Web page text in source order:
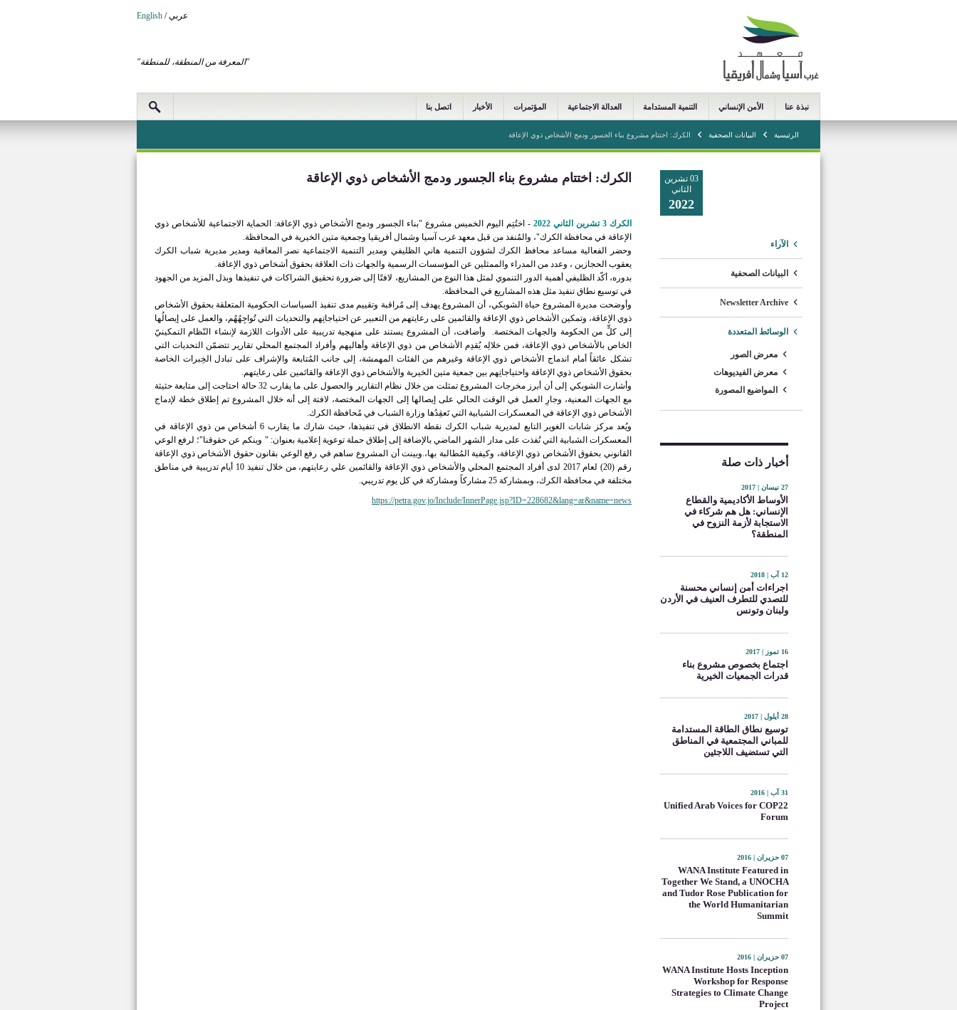
عربي/
English
"المعرفة من المنطقة، للمنطقة"
نبذة عنا الأمن الإنساني التنمية المستدامة العدالة الاجتماعية المؤتمرات الأخبار اتصل بنا
الرئيسية البيانات الصحفية الكرك: اختتام مشروع بناء الجسور ودمج الأشخاص ذوي الإعاقة
03 تشرين
الثاني
2022
الآراء
البيانات الصحفية
Newsletter Archive
الوسائط المتعددة
معرض الصور
معرض الفيديوهات
المواضيع المصورة
أخبار ذات صلة
27 نيسان | 2017
الأوساط الأكاديمية والقطاع
الإنساني: هل هم شركاء في
الاستجابة لأزمة النزوح في
المنطقة؟
12 آب | 2018
اجراءات أمن إنساني محسنة
للتصدي للتطرف العنيف في الأردن
ولبنان وتونس
16 تموز | 2017
اجتماع بخصوص مشروع بناء
قدرات الجمعيات الخيرية
28 أيلول | 2017
توسيع نطاق الطاقة المستدامة
للمباني المجتمعية في المناطق
التي تستضيف اللاجئين
31 آب | 2016
Unified Arab Voices for COP22
Forum
07 حزيران | 2016
WANA Institute Featured in
Together We Stand, a UNOCHA
and Tudor Rose Publication for
the World Humanitarian
Summit
07 حزيران | 2016
WANA Institute Hosts Inception
Workshop for Response
Strategies to Climate Change
Project
الكرك: اختتام مشروع بناء الجسور ودمج الأشخاص ذوي الإعاقة
الكرك 3 تشرين الثاني 2022
- اختُتِم اليوم الخميس مشروع "بناء الجسور ودمج الأشخاص ذوي الإعاقة: الحماية الاجتماعية للأشخاص ذوي
الإعاقة في محافظة الكرك"، والمُنفذ من قبل معهد غرب آسيا وشمال أفريقيا وجمعية متين الخيرية في المحافظة.
وحضر الفعالية مساعد محافظ الكرك لشؤون التنمية هاني الظليفي ومدير التنمية الاجتماعية نصر المعاقبة ومدير مديرية شباب الكرك
يعقوب الحجازين ، وعدد من المدراء والممثلين عن المؤسسات الرسمية والجهات ذات العلاقة بحقوق أشخاص ذوي الإعاقة.
بدوره، أكّد الظليفي أهمية الدور التنموي لمثل هذا النوع من المشاريع، لافتًا إلى ضرورة تحقيق الشراكات في تنفيذها وبذل المزيد من الجهود
في توسيع نطاق تنفيذ مثل هذه المشاريع في المحافظة.
وأوضحت مديرة المشروع حياة الشوبكي، أن المشروع يهدف إلى مُراقبة وتقييم مدى تنفيذ السياسات الحكومية المتعلقة بحقوق الأشخاص
ذوي الإعاقة، وتمكين الأشخاص ذوي الإعاقة والقائمين على رعايتهم من التعبير عن احتياجاتِهم والتحديات التي تُواجِهُهُم، والعمل على إيصالُها
إلى كلٍّ من الحكومة والجهات المختصة. وأضافت، أن المشروع يستند على منهجية تدريبية على الأدوات اللازمة لإنشاء النّظام التمكينيّ
الخاص بالأشخاص ذوي الإعاقة، فمن خلالِه يُقدِم الأشخاص من ذوي الإعاقة وأهاليهم وأفراد المجتمع المحلي تقارير تتضمّن التحديات التي
تشكل عائقاً أمام اندماج الأشخاص ذوي الإعاقة وغيرهم من الفئات المهمشة، إلى جانب المُتابعة والإشراف على تبادل الخِبرات الخاصة
بحقوق الأشخاص ذوي الإعاقة واحتياجاتِهم بين جمعية متين الخيرية والأشخاص ذوي الإعاقة والقائمين على رعايتهم.
وأشارت الشوبكي إلى أن أبرز مخرجات المشروع تمثلت من خلال نظام التقارير والحصول على ما يقارب 32 حالة احتاجت إلى متابعة حثيثة
مع الجهات المعنية، وجارِ العمل في الوقت الحالي على إيصالها إلى الجهات المختصة، لافتة إلى أنه خلال المشروع تم إطلاق خطة لإدماج
الأشخاص ذوي الإعاقة في المعسكرات الشبابية التي تَعقِدُها وزارة الشباب في مُحافظة الكرك.
ويُعد مركز شابات الغوير التابع لمديرية شباب الكرك نقطة الانطلاق في تنفيذها، حيث شارك ما يقارب 6 أشخاص من ذوي الإعاقة في
المعسكرات الشبابية التي نُفذت على مدار الشهر الماضي بالإضافة إلى إطلاق حملة توعوية إعلامية بعنوان: " وينكم عن حقوقنا"؛ لرفع الوعي
القانوني بحقوق الأشخاص ذوي الإعاقة، وكيفية المُطالبة بها،.وبينت أن المشروع ساهم في رفع الوعي بقانون حقوق الأشخاص ذوي الإعاقة
رقم (20) لعام 2017 لدى أفراد المجتمع المحلي والأشخاص ذوي الإعاقة والقائمين علي رعايتهم، من خلال تنفيذ 10 أيام تدريبية في مناطق
مختلفة في محافظة الكرك، وبمشاركة 25 مشاركاً ومشاركة في كل يوم تدريبي.
https://petra.gov.jo/Include/InnerPage.jsp?ID=228682&lang=ar&name=news